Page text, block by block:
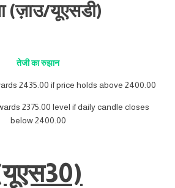
(ज़ाउ/यूएसडी)
तेजी का रुझान
2435.00 if price holds above 2400.00
2375.00 level if daily candle closes
below 2400.00